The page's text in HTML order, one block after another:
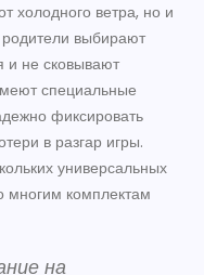
холодного ветра, но и
выбирают
и не сковывают
специальные
фиксировать
в разгар игры.
универсальных
многим комплектам
на